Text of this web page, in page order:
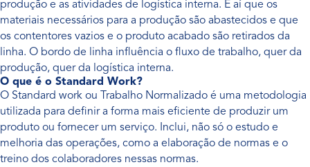
produção e as atividades de logística interna. É aí que os
materiais necessários para a produção são abastecidos e que
os contentores vazios e o produto acabado são retirados da
linha. O bordo de linha influência o fluxo de trabalho, quer da
produção, quer da logística interna.
O que é o Standard Work?
O Standard work ou Trabalho Normalizado é uma metodologia
utilizada para definir a forma mais eficiente de produzir um
produto ou fornecer um serviço. Inclui, não só o estudo e
melhoria das operações, como a elaboração de normas e o
treino dos colaboradores nessas normas.